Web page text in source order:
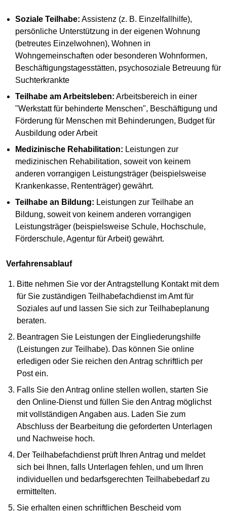
Soziale Teilhabe: Assistenz (z. B. Einzelfallhilfe),
persönliche Unterstützung in der eigenen Wohnung
(betreutes Einzelwohnen), Wohnen in
Wohngemeinschaften oder besonderen Wohnformen,
Beschäftigungstagesstätten, psychosoziale Betreuung für
Suchterkrankte
Teilhabe am Arbeitsleben: Arbeitsbereich in einer
"Werkstatt für behinderte Menschen", Beschäftigung und
Förderung für Menschen mit Behinderungen, Budget für
Ausbildung oder Arbeit
Medizinische Rehabilitation: Leistungen zur
medizinischen Rehabilitation, soweit von keinem
anderen vorrangigen Leistungsträger (beispielsweise
Krankenkasse, Rententräger) gewährt.
Teilhabe an Bildung: Leistungen zur Teilhabe an
Bildung, soweit von keinem anderen vorrangigen
Leistungsträger (beispielsweise Schule, Hochschule,
Förderschule, Agentur für Arbeit) gewährt.
Verfahrensablauf
Bitte nehmen Sie vor der Antragstellung Kontakt mit dem
für Sie zuständigen Teilhabefachdienst im Amt für
Soziales auf und lassen Sie sich zur Teilhabeplanung
beraten.
Beantragen Sie Leistungen der Eingliederungshilfe
(Leistungen zur Teilhabe). Das können Sie online
erledigen oder Sie reichen den Antrag schriftlich per
Post ein.
Falls Sie den Antrag online stellen wollen, starten Sie
den Online-Dienst und füllen Sie den Antrag möglichst
mit vollständigen Angaben aus. Laden Sie zum
Abschluss der Bearbeitung die geforderten Unterlagen
und Nachweise hoch.
Der Teilhabefachdienst prüft Ihren Antrag und meldet
sich bei Ihnen, falls Unterlagen fehlen, und um Ihren
individuellen und bedarfsgerechten Teilhabebedarf zu
ermittelten.
Sie erhalten einen schriftlichen Bescheid vom